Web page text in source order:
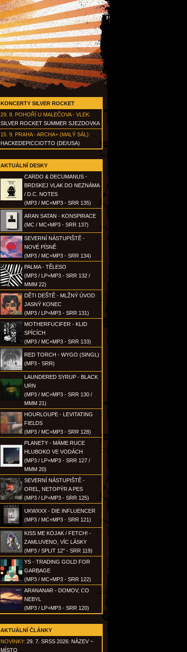
KONCERTY SILVER ROCKET
29. 8. POHOŘÍ U MALEČOVA - VLEK:
SILVER ROCKET SUMMER SJEZDOVKA
15. 9. PRAHA - ARCHA+ (MALÝ SÁL):
HACKEDEPICCIOTTO (DE/USA)
AKTUÁLNÍ DESKY
CARDO & DECUMANUS -
BRDSKEJ VLAK DO NEZNÁMA
/ D.C. NOTES
(MP3 / MC+MP3 - SRR 135)
ARAN SATAN - KONSPIRACE
(MC / MC+MP3 - SRR 137)
SEVERNÍ NÁSTUPIŠTĚ -
NOVÉ PÍSNĚ
(MP3 / MC+MP3 - SRR 134)
PALMA - TĚLESO
(MP3 / LP+MP3 - SRR 132 /
MMM 22)
DĚTI DEŠTĚ - MLŽNÝ ÚVOD
JASNÝ KONEC
(MP3 / LP+MP3 - SRR 131)
MOTHERFUCIFER - KLID
SPÍCÍCH
(MP3 / MC+MP3 - SRR 133)
RED TORCH - WYGO (SINGL)
(MP3 - SRR)
LAUNDERED SYRUP - BLACK
URN
(MP3 / MC+MP3 - SRR 130 /
MMM 21)
HOURLOUPE - LEVITATING
FIELDS
(MP3 / MC+MP3 - SRR 128)
PLANETY - MÁME RUCE
HLUBOKO VE VODÁCH
(MP3 / LP+MP3 - SRR 127 /
MMM 20)
SEVERNÍ NÁSTUPIŠTĚ -
OREL, NETOPÝR A PES
(MP3 / LP+MP3 - SRR 125)
UKWXXX - DIE INFLUENCER
(MP3 / MC+MP3 - SRR 121)
KISS ME KOJAK / FETCH! -
ZAMLUVENO, VÍC LÁSKY
(MP3 / SPLIT 12" - SRR 119)
YS - TRADING GOLD FOR
GARBAGE
(MP3 / MC+MP3 - SRR 122)
ARANANAR - DOMOV, CO
NEBYL
(MP3 / LP+MP3 - SRR 120)
AKTUÁLNÍ ČLÁNKY
NOVINKY: 29. 7. SRSS 2026: NÁZEV ~
MÍSTO